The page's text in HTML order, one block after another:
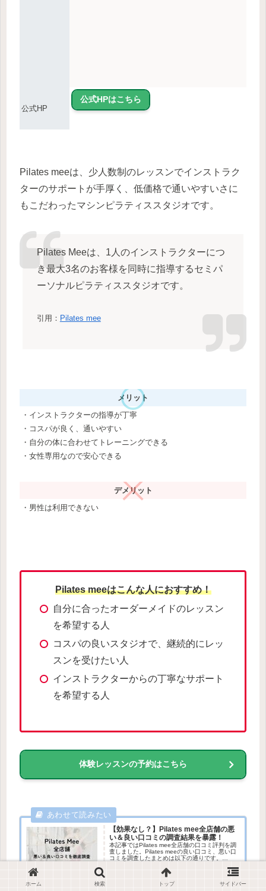
公式HP
公式HPはこちら
Pilates meeは、少人数制のレッスンでインストラク
ターのサポートが手厚く、低価格で通いやすいさに
もこだわったマシンピラティススタジオです。
Pilates Meeは、1人のインストラクターにつ
き最大3名のお客様を同時に指導するセミパ
ーソナルピラティススタジオです。
引用： Pilates mee
メリット
・インストラクターの指導が丁寧
・コスパが良く、通いやすい
・自分の体に合わせてトレーニングできる
・女性専用なので安心できる
デメリット
・男性は利用できない
Pilates meeはこんな人におすすめ！
自分に合ったオーダーメイドのレッスン
を希望する人
コスパの良いスタジオで、継続的にレッ
スンを受けたい人
インストラクターからの丁寧なサポート
を希望する人
体験レッスンの予約はこちら
【効果なし？】Pilates mee全店舗の悪
い＆良い口コミの調査結果を暴露！
本記事ではPilates mee全店舗の口コミ評判を調
査しました。Pilates meeの良い口コミ、悪い口
コミを調査したまとめは以下の通りです。
判・インストラクターの指導が丁寧でわかりや...
xs314030.xsrv.jp 2025.06.16
ホーム 検索 トップ サイドバー